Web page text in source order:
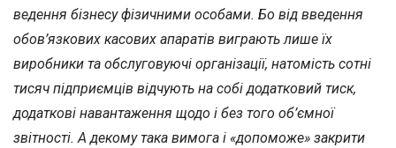
ведення бізнесу фізичними особами. Бо від введення
обов’язкових касових апаратів виграють лише їх
виробники та обслуговуючі організації, натомість сотні
тисяч підприємців відчують на собі додатковий тиск,
додаткові навантаження щодо і без того об’ємної
звітності. А декому така вимога і «допоможе» закрити